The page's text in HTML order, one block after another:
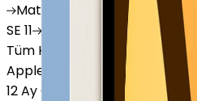
MatePad
MatePad 11.5
SE 11
Tüm Huawei Tablet'ler
Apple Macbook
12 Ay Garanti
12 Taksit